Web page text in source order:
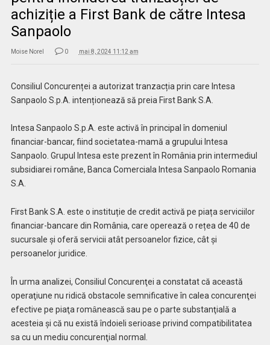
achiziție a First Bank de către Intesa
Sanpaolo
Moise Norel 0 mai 8, 2024 11:12 am
Consiliul Concurenței a autorizat tranzacția prin care Intesa
Sanpaolo S.p.A. intenționează să preia First Bank S.A.
Intesa Sanpaolo S.p.A. este activă în principal în domeniul
financiar-bancar, fiind societatea-mamă a grupului Intesa
Sanpaolo. Grupul Intesa este prezent în România prin intermediul
subsidiarei române, Banca Comerciala Intesa Sanpaolo Romania
S.A.
First Bank S.A. este o instituție de credit activă pe piața serviciilor
financiar-bancare din România, care operează o rețea de 40 de
sucursale și oferă servicii atât persoanelor fizice, cât și
persoanelor juridice.
În urma analizei, Consiliul Concurenţei a constatat că această
operaţiune nu ridică obstacole semnificative în calea concurenţei
efective pe piaţa romȃnească sau pe o parte substanţială a
acesteia și că nu există îndoieli serioase privind compatibilitatea
sa cu un mediu concurenţial normal.